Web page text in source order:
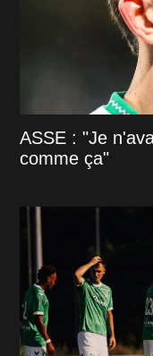
ASSE : "Je
comme ça"